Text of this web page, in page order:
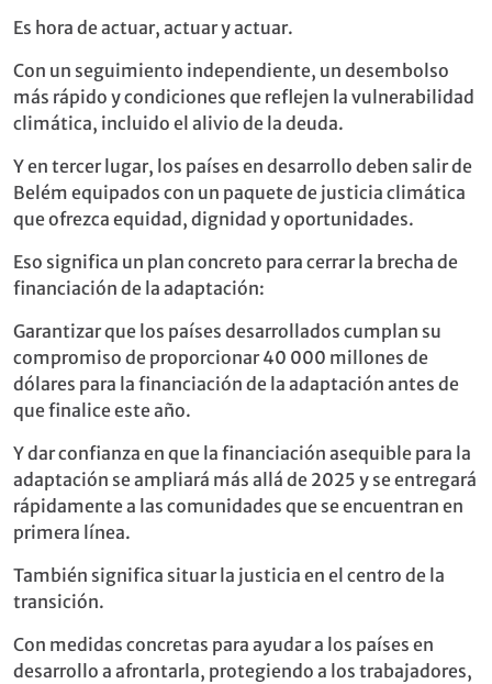
Es hora de actuar, actuar y actuar.
Con un seguimiento independiente, un desembolso
más rápido y condiciones que reflejen la vulnerabilidad
climática, incluido el alivio de la deuda.
Y en tercer lugar, los países en desarrollo deben salir de
Belém equipados con un paquete de justicia climática
que ofrezca equidad, dignidad y oportunidades.
Eso significa un plan concreto para cerrar la brecha de
financiación de la adaptación:
Garantizar que los países desarrollados cumplan su
compromiso de proporcionar 40 000 millones de
dólares para la financiación de la adaptación antes de
que finalice este año.
Y dar confianza en que la financiación asequible para la
adaptación se ampliará más allá de 2025 y se entregará
rápidamente a las comunidades que se encuentran en
primera línea.
También significa situar la justicia en el centro de la
transición.
Con medidas concretas para ayudar a los países en
desarrollo a afrontarla, protegiendo a los trabajadores,